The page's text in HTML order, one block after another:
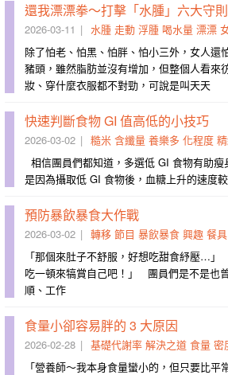
還我漂漂拳～打擊「水腫」六大守則
2026-03-11 水腫 走動 浮腫 喝水量 漂漂 女
除了怕老、怕黑、怕胖、怕小三外，女人還
豬頭，雖然脂肪並沒有增加，但整個人看來
妝、穿什麼衣服都不對勁，可說是叫天天
快速判斷食物 GI 值高低的小技巧
2026-03-02 糙米 含纖量 養樂多 化程度 精
相信團員們都知道，多選低 GI 食物有助
是因為攝取低 GI 食物後，血糖上升的速度
預防暴飲暴食大作戰
2026-03-02 轉移 節目 暴飲暴食 興趣 餐具
「那個來肚子不舒服，好想吃甜食紓壓…」
吃一頓來犒賞自己吧！」 團員們是不是也
順、工作
食量小卻容易胖的 3 大原因
2026-02-28 基礎代謝率 解決之道 食量 密
「營養師～我本身食量蠻小的，但只要比